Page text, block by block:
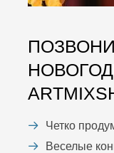
Четко
Веселые